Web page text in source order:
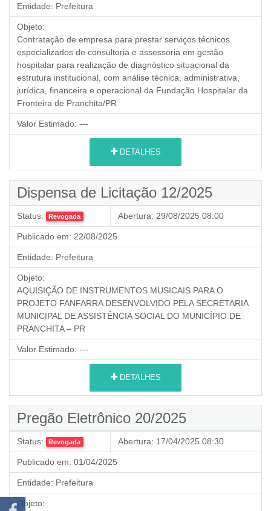
Entidade: Prefeitura
Objeto:
Contratação de empresa para prestar serviços técnicos
especializados de consultoria e assessoria em gestão
hospitalar para realização de diagnóstico situacional da
estrutura institucional, com análise técnica, administrativa,
jurídica, financeira e operacional da Fundação Hospitalar da
Fronteira de Pranchita/PR
Valor Estimado: ---
DETALHES
Dispensa de Licitação 12/2025
Status: Revogada Abertura: 29/08/2025 08:00
Publicado em: 22/08/2025
Entidade: Prefeitura
Objeto:
AQUISIÇÃO DE INSTRUMENTOS MUSICAIS PARA O
PROJETO FANFARRA DESENVOLVIDO PELA SECRETARIA
MUNICIPAL DE ASSISTÊNCIA SOCIAL DO MUNICÍPIO DE
PRANCHITA – PR
Valor Estimado: ---
DETALHES
Pregão Eletrônico 20/2025
Status: Revogada Abertura: 17/04/2025 08:30
Publicado em: 01/04/2025
Entidade: Prefeitura
Objeto: